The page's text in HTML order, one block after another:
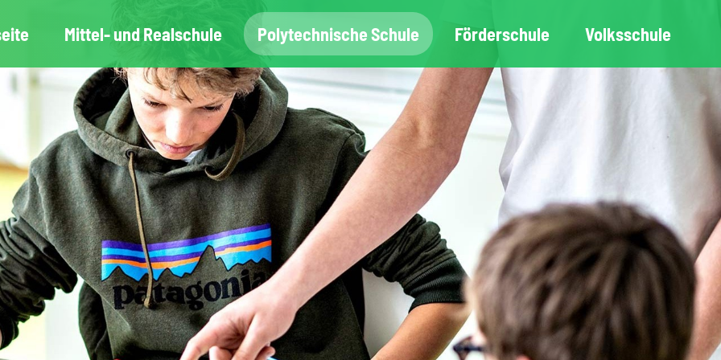
Mittel- und Realschule Polytechnische Schule Förderschule Volksschule